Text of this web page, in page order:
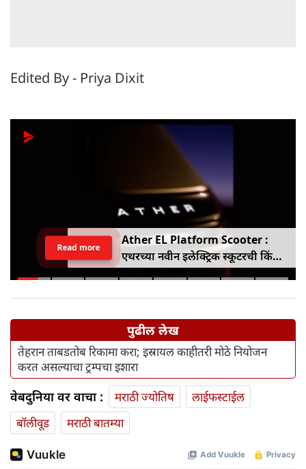
Edited By - Priya Dixit
Ather EL Platform Scooter :
एथरच्या नवीन इलेक्ट्रिक स्कूटरची किंमत
जाहीर, जाणून घ्या कोनार्कमध्ये कोणती
Read more
पुढील लेख
तेहरान ताबडतोब रिकामा करा; इस्रायल काहीतरी मोठे नियोजन
करत असल्याचा ट्रम्पचा इशारा
वेबदुनिया वर वाचा : मराठी ज्योतिष
लाईफस्टाईल
बॉलीवूड
मराठी बातम्या